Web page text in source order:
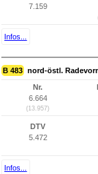
7.159
Infos...
B 483 nord-östl.
Nr.
6.664
(13.957)
DTV
5.472
Infos...